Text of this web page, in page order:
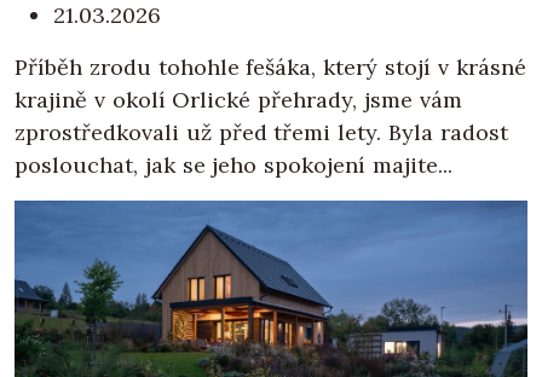
21.03.2026
Příběh zrodu tohohle fešáka, který stojí v krásné
krajině v okolí Orlické přehrady, jsme vám
zprostředkovali už před třemi lety. Byla radost
poslouchat, jak se jeho spokojení majite...